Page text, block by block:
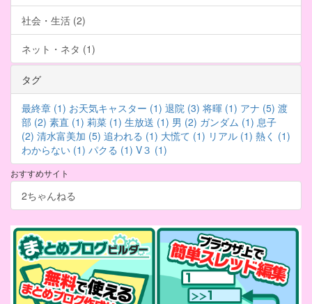
社会・生活 (2)
ネット・ネタ (1)
タグ
最終章 (1) お天気キャスター (1) 退院 (3) 将暉 (1) アナ (5) 渡
部 (2) 素直 (1) 莉菜 (1) 生放送 (1) 男 (2) ガンダム (1) 息子
(2) 清水富美加 (5) 追われる (1) 大慌て (1) リアル (1) 熱く (1)
わからない (1) パクる (1) V３ (1)
おすすめサイト
2ちゃんねる